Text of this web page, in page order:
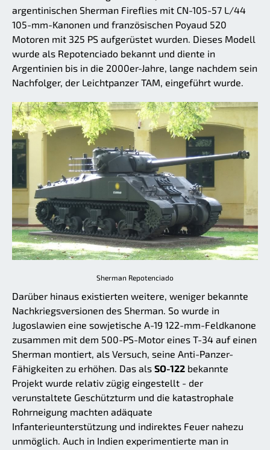
argentinischen Sherman Fireflies mit CN-105-57 L/44
105-mm-Kanonen und französischen Poyaud 520
Motoren mit 325 PS aufgerüstet wurden. Dieses Modell
wurde als Repotenciado bekannt und diente in
Argentinien bis in die 2000er-Jahre, lange nachdem sein
Nachfolger, der Leichtpanzer TAM, eingeführt wurde.
Sherman Repotenciado
Darüber hinaus existierten weitere, weniger bekannte
Nachkriegsversionen des Sherman. So wurde in
Jugoslawien eine sowjetische A-19 122-mm-Feldkanone
zusammen mit dem 500-PS-Motor eines T-34 auf einen
Sherman montiert, als Versuch, seine Anti-Panzer-
Fähigkeiten zu erhöhen. Das als SO-122 bekannte
Projekt wurde relativ zügig eingestellt - der
verunstaltete Geschützturm und die katastrophale
Rohrneigung machten adäquate
Infanterieunterstützung und indirektes Feuer nahezu
unmöglich. Auch in Indien experimentierte man in